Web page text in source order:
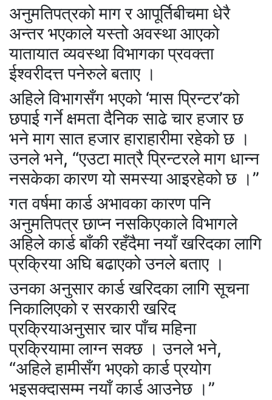
अनुमतिपत्रको माग र आपूर्तिबीचमा धेरै
अन्तर भएकाले यस्तो अवस्था आएको
यातायात व्यवस्था विभागका प्रवक्ता
ईश्वरीदत्त पनेरुले बताए ।
अहिले विभागसँग भएको ‘मास प्रिन्टर’को
छपाई गर्ने क्षमता दैनिक साढे चार हजार छ
भने माग सात हजार हाराहारीमा रहेको छ ।
उनले भने, “एउटा मात्रै प्रिन्टरले माग धान्न
नसकेका कारण यो समस्या आइरहेको छ ।”
गत वर्षमा कार्ड अभावका कारण पनि
अनुमतिपत्र छाप्न नसकिएकाले विभागले
अहिले कार्ड बाँकी रहँदैमा नयाँ खरिदका लागि
प्रक्रिया अघि बढाएको उनले बताए ।
उनका अनुसार कार्ड खरिदका लागि सूचना
निकालिएको र सरकारी खरिद
प्रक्रियाअनुसार चार पाँच महिना
प्रक्रियामा लाग्न सक्छ । उनले भने,
“अहिले हामीसँग भएको कार्ड प्रयोग
भइसक्दासम्म नयाँ कार्ड आउनेछ ।”